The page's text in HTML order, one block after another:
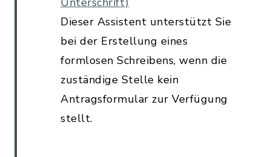
Dieser Assistent unterstützt Sie
bei der Erstellung eines
formlosen Schreibens, wenn die
zuständige Stelle kein
Antragsformular zur Verfügung
stellt.